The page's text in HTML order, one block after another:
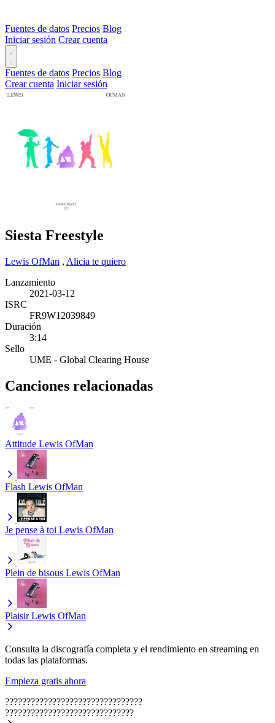
Fuentes de datos Precios Blog
Iniciar sesión Crear cuenta
Fuentes de datos Precios Blog
Crear cuenta Iniciar sesión
Siesta Freestyle
Lewis OfMan , Alicia te quiero
Lanzamiento
2021-03-12
ISRC
FR9W12039849
Duración
3:14
Sello
UME - Global Clearing House
Canciones relacionadas
Attitude Lewis OfMan
Flash Lewis OfMan
Je pense à toi Lewis OfMan
Plein de bisous Lewis OfMan
Plaisir Lewis OfMan
Consulta la discografía completa y el rendimiento en streaming en
todas las plataformas.
Empieza gratis ahora
????????????????????????????????
??????????????????????????????